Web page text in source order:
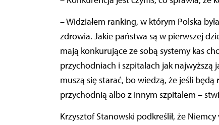
– Widziałem ranking, w którym Polska
zdrowia. Jakie państwa są w pierwszej
mają konkurujące ze sobą systemy kas
przychodniach i szpitalach jak najwyższą
muszą się starać, bo wiedzą, że jeśli
przychodnią albo z innym szpitalem –
Krzysztof Stanowski podkreślił, że